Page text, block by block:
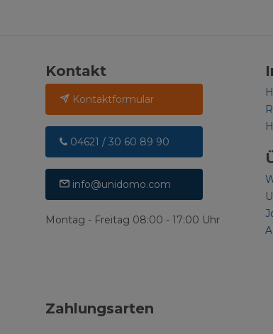
Kontakt
Kontaktformular
04621 / 30 60 89 90
info@unidomo.com
Montag - Freitag 08:00 - 17:00 Uhr
Zahlungsarten